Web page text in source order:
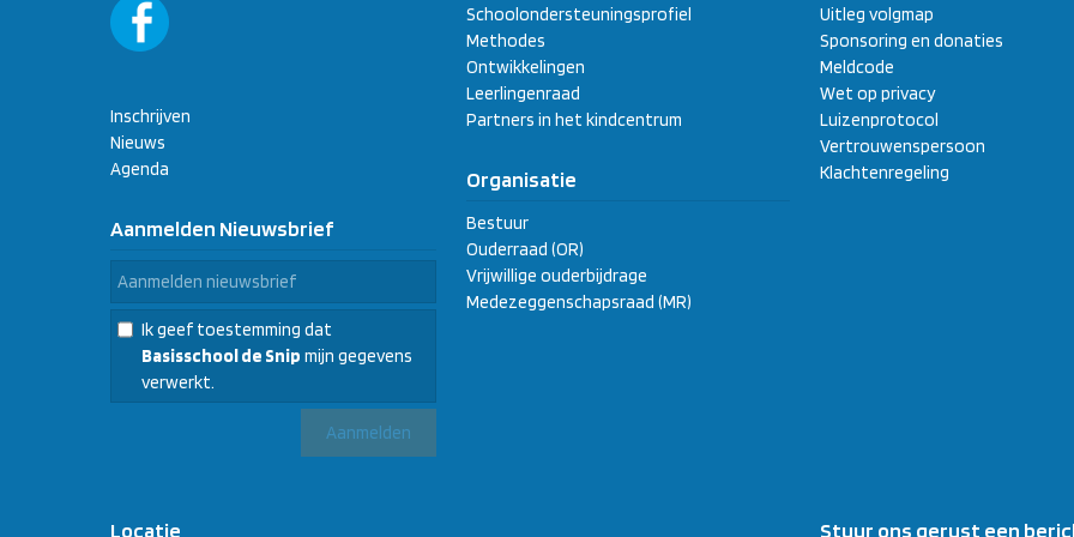
Inschrijven
Nieuws
Agenda
Aanmelden Nieuwsbrief
Ik geef toestemming dat
Basisschool de Snip mijn gegevens
verwerkt.
Schoolondersteuningsprofiel
Methodes
Ontwikkelingen
Leerlingenraad
Partners in het kindcentrum
Organisatie
Bestuur
Ouderraad (OR)
Vrijwillige ouderbijdrage
Medezeggenschapsraad (MR)
Uitleg volgmap
Sponsoring en donaties
Meldcode
Wet op privacy
Luizenprotocol
Vertrouwenspersoon
Klachtenregeling
Locatie Stuur ons gerust een